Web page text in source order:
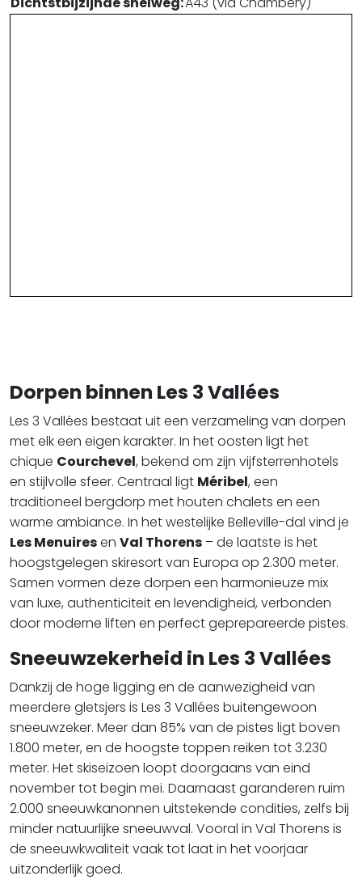
Dorpen binnen Les 3 Vallées
Les 3 Vallées bestaat uit een verzameling van dorpen
met elk een eigen karakter. In het oosten ligt het
chique Courchevel, bekend om zijn vijfsterrenhotels
en stijlvolle sfeer. Centraal ligt Méribel, een
traditioneel bergdorp met houten chalets en een
warme ambiance. In het westelijke Belleville-dal vind je
Les Menuiresen Val Thorens – de laatste is het
hoogstgelegen skiresort van Europa op 2.300 meter.
Samen vormen deze dorpen een harmonieuze mix
van luxe, authenticiteit en levendigheid, verbonden
door moderne liften en perfect geprepareerde pistes.
Sneeuwzekerheid in Les 3 Vallées
Dankzij de hoge ligging en de aanwezigheid van
meerdere gletsjers is Les 3 Vallées buitengewoon
sneeuwzeker. Meer dan 85% van de pistes ligt boven
1.800 meter, en de hoogste toppen reiken tot 3.230
meter. Het skiseizoen loopt doorgaans van eind
november tot begin mei. Daarnaast garanderen ruim
2.000 sneeuwkanonnen uitstekende condities, zelfs bij
minder natuurlijke sneeuwval. Vooral in Val Thorens is
de sneeuwkwaliteit vaak tot laat in het voorjaar
uitzonderlijk goed.